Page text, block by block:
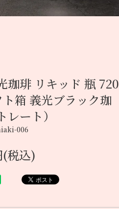
珈琲 リキッド 瓶 720
箱 義光ブラック珈
レート）
006
税込)